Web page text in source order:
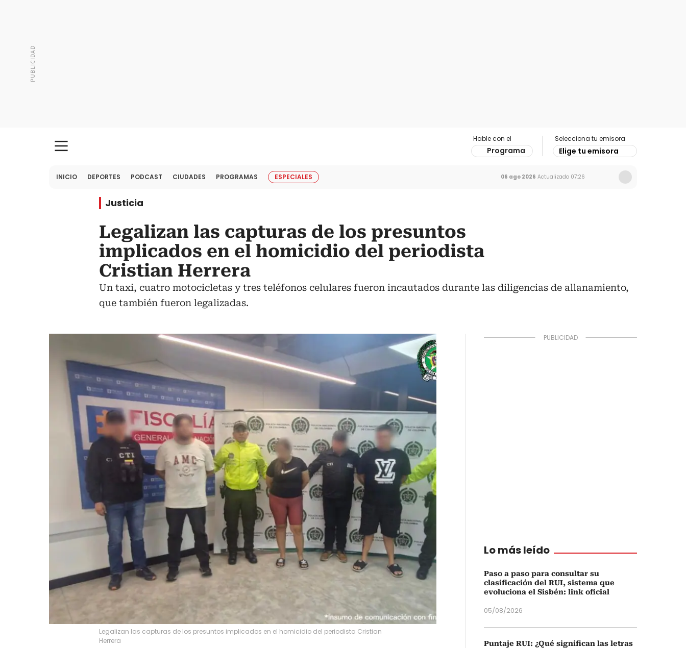
Hable con el
Programa
Selecciona tu emisora
Elige tu emisora
INICIO DEPORTES PODCAST CIUDADES PROGRAMAS ESPECIALES 06 ago 2026 Actualizado 07:26
Justicia
Legalizan las capturas de los presuntos
implicados en el homicidio del periodista
Cristian Herrera
Un taxi, cuatro motocicletas y tres teléfonos celulares fueron incautados durante las diligencias de allanamiento,
que también fueron legalizadas.
Legalizan las capturas de los presuntos implicados en el homicidio del periodista Cristian
Herrera
Lo más leído
Paso a paso para consultar su
clasificación del RUI, sistema que
evoluciona el Sisbén: link oficial
05/08/2026
Puntaje RUI: ¿Qué significan las letras